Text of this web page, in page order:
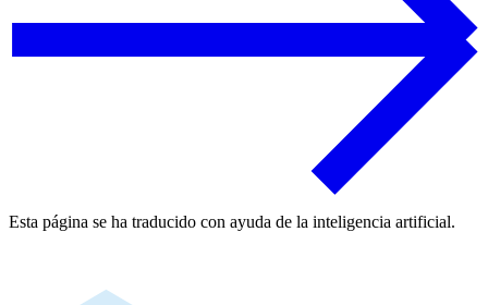
Esta página se ha traducido con ayuda de la inteligencia artificial.